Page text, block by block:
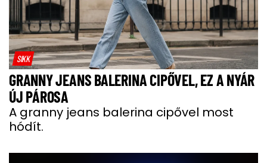
SIKK
GRANNY JEANS BALERINA CIPŐVEL, EZ A NYÁR
ÚJ PÁROSA
A granny jeans balerina cipővel most
hódít.